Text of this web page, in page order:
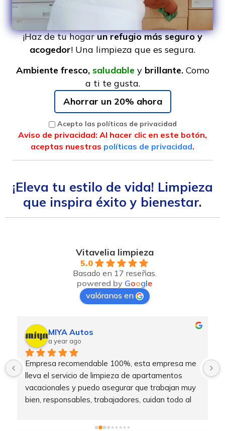
¡Haz de tu hogarun refugio más seguro y
acogedor! Una limpieza que es segura.
Ambiente fresco, saludable y brillante. Como
a ti te gusta.
Ahorrar un 20% ahora
Acepto las políticas de privacidad
Aviso de privacidad: Al hacer clic en este botón,
aceptas nuestras políticas de privacidad.
¡Eleva tu estilo de vida! Limpieza
que inspira éxito y bienestar.
Vitavelia limpieza
5.0
Basado en 17 reseñas.
powered by Google
valóranos en
MIYA Autos
a year ago
Empresa recomendable 100%, esta empresa me
lleva el servicio de limpieza de apartamentos
vacacionales y puedo asegurar que trabajan muy
bien, responsables, trabajadores, cuidan todo al
puede haber a la salida de los clientes. Muy